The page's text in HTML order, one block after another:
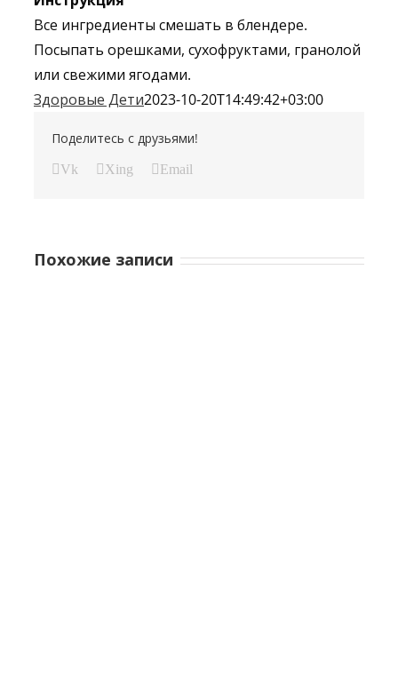
Все ингредиенты смешать в блендере.
Посыпать орешками, сухофруктами, гранолой
или свежими ягодами.
Здоровые Дети2023-10-20T14:49:42+03:00
Поделитесь с друзьями!
Vk Xing Email
Похожие записи